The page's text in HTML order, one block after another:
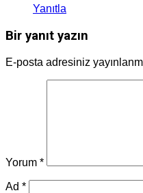
Yanıtla
Bir yanıt yazın
E-posta adresiniz
Yorum *
Ad *